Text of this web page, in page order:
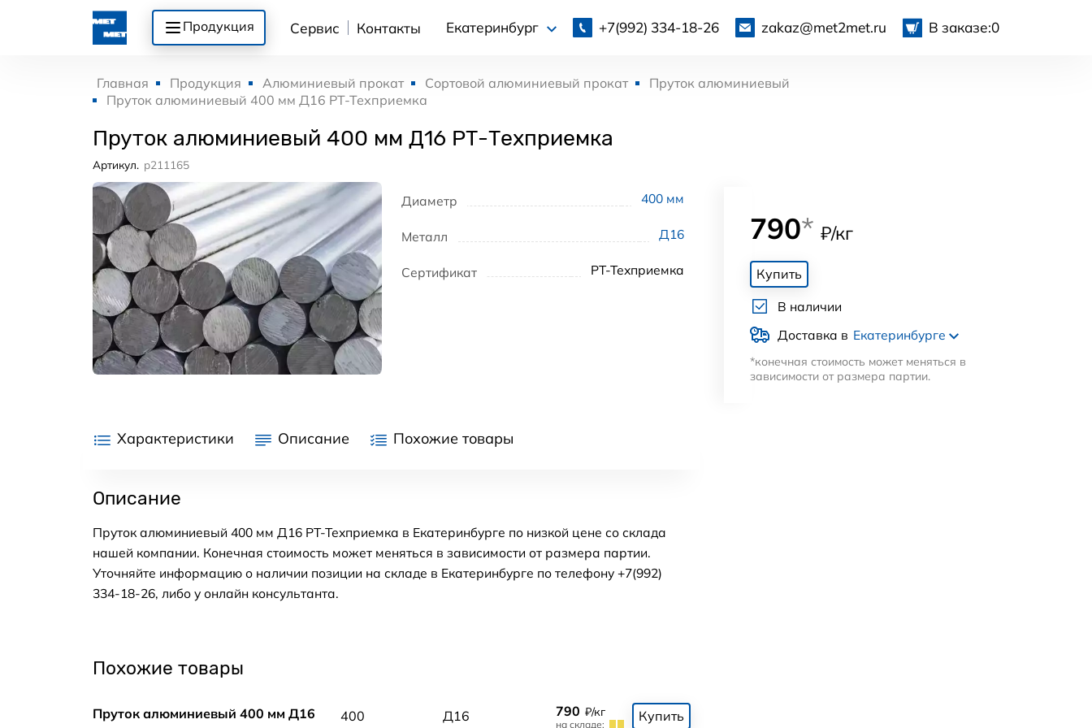
Продукция Сервис Контакты Екатеринбург +7(992) 334-18-26 zakaz@met2met.ru В заказе:0
Главная Продукция Алюминиевый прокат Сортовой алюминиевый прокат
Пруток алюминиевый
Пруток алюминиевый 400 мм Д16 РТ-Техприемка
Пруток алюминиевый 400 мм Д16 РТ-Техприемка
Артикул. p211165
Диаметр 400 мм
Металл Д16
Сертификат РТ-Техприемка
790* ₽/кг
Купить
В наличии
Доставка в Екатеринбурге
*конечная стоимость может меняться в
зависимости от размера партии.
Характеристики Описание Похожие товары
Описание
Пруток алюминиевый 400 мм Д16 РТ-Техприемка в Екатеринбурге по низкой цене со склада
нашей компании. Конечная стоимость может меняться в зависимости от размера партии.
Уточняйте информацию о наличии позиции на складе в Екатеринбурге по телефону +7(992)
334-18-26, либо у онлайн консультанта.
Похожие товары
Пруток алюминиевый 400 мм Д16 400 Д16 790 ₽/кг
на складе:
Купить